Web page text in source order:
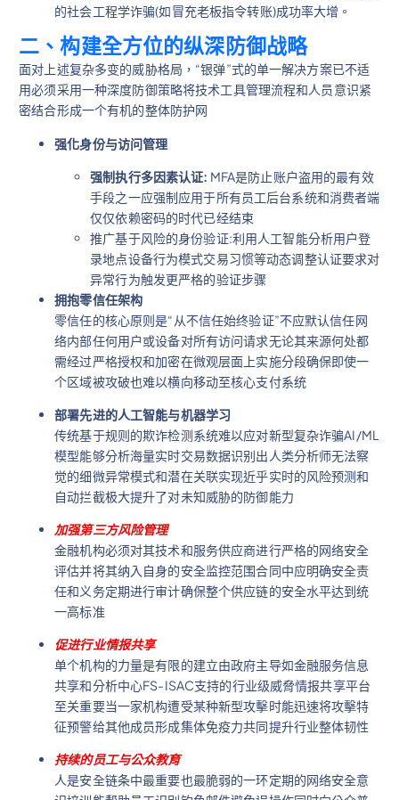
的社会工程学诈骗(如冒充老板指令转账)成功率大增。
二、构建全方位的纵深防御战略
面对上述复杂多变的威胁格局，“银弹”式的单一解决方案已不适
用必须采用一种深度防御策略将技术工具管理流程和人员意识紧
密结合形成一个有机的整体防护网
强化身份与访问管理
强制执行多因素认证: MFA是防止账户盗用的最有效
手段之一应强制应用于所有员工后台系统和消费者端
仅仅依赖密码的时代已经结束
推广基于风险的身份验证:利用人工智能分析用户登
录地点设备行为模式交易习惯等动态调整认证要求对
异常行为触发更严格的验证步骤
拥抱零信任架构
零信任的核心原则是“从不信任始终验证”不应默认信任网
络内部任何用户或设备对所有访问请求无论其来源何处都
需经过严格授权和加密在微观层面上实施分段确保即使一
个区域被攻破也难以横向移动至核心支付系统
部署先进的人工智能与机器学习
传统基于规则的欺诈检测系统难以应对新型复杂诈骗AI/ML
模型能够分析海量实时交易数据识别出人类分析师无法察
觉的细微异常模式和潜在关联实现近乎实时的风险预测和
自动拦截极大提升了对未知威胁的防御能力
加强第三方风险管理
金融机构必须对其技术和服务供应商进行严格的网络安全
评估并将其纳入自身的安全监控范围合同中应明确安全责
任和义务定期进行审计确保整个供应链的安全水平达到统
一高标准
促进行业情报共享
单个机构的力量是有限的建立由政府主导如金融服务信息
共享和分析中心FS-ISAC支持的行业级威脅情报共享平台
至关重要当一家机构遭受某种新型攻擊时能迅速将攻擊特
征预警给其他成员形成集体免疫力共同提升行业整体韧性
持续的员工与公众教育
人是安全链条中最重要也最脆弱的一环定期的网络安全意